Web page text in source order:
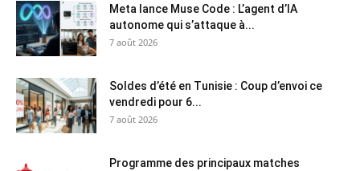
Meta lance Muse Code : L’agent d’IA
autonome qui s’attaque à...
7 août 2026
Soldes d’été en Tunisie : Coup d’envoi ce
vendredi pour 6...
7 août 2026
Programme des principaux matches